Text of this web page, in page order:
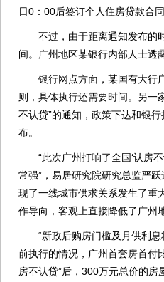
日0：00后签订个人住房贷款合
不过，由于距离通知发布的时
间。广州地区某银行内部人士透
银行网点方面，某国有大行广
则，具体执行还需要时间。另一
不认贷”的通知，政策下达和银
布。
“此次广州打响了全国‘认房不
常强”，易居研究院研究总监严
现了一线城市供求关系发生了重
作导向，客观上直接降低了广州
“新政后购房门槛及月供利息
前执行的情况，广州首套房首付
房不认贷”后，300万元总价的